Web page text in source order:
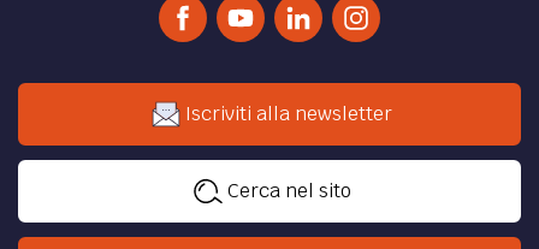
Iscriviti alla newsletter
Cerca nel sito